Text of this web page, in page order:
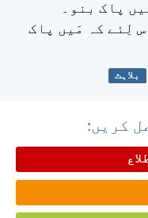
پاک بنو۔
لِئے کہ مَیں پاک
بلاہٹ
کریں: